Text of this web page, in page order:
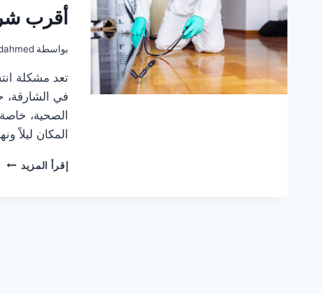
أقرب
بواسطة
تعد مشكلة
في الشارقة،
الصحية،
المكان ليلاً
إقرأ المزيد أقرب